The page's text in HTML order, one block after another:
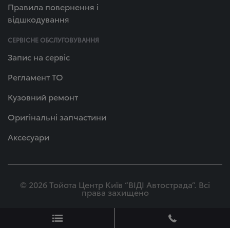
Правила повернення і
відшкодування
СЕРВІСНЕ ОБСЛУГОВУВАННЯ
Запис на сервіс
Регламент ТО
Кузовний ремонт
Оригінальні запчастини
Аксесуари
© 2026 Тойота Центр Київ “ВІДІ Автострада”. Всі
права захищено